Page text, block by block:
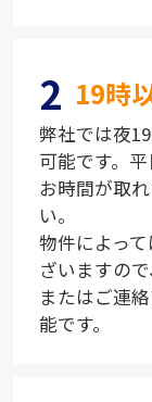
2 19時
弊社では夜
可能です。
お時間が取
い。
物件によっ
ざいますの
またはご連
能です。